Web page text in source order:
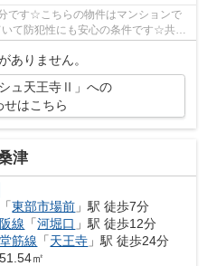
です☆こちらの物件はマンションで
て防犯性にも安心の条件です☆共用
ど...
ありません。
シュ天王寺Ⅱ」への
せはこちら
津
「東部市場前 」駅 徒歩7分
線 「河堀口 」駅 徒歩12分
筋線 「天王寺 」駅 徒歩24分
㎡